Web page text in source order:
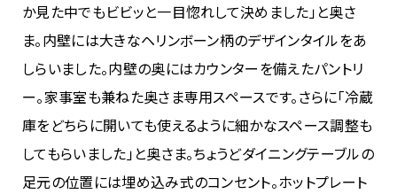
か見た中でもビビッと一目惚れして決めました」と奥さ
ま。内壁には大きなヘリンボーン柄のデザインタイルをあ
しらいました。内壁の奥にはカウンターを備えたパントリ
ー。家事室も兼ねた奥さま専用スペースです。さらに「冷蔵
庫をどちらに開いても使えるように細かなスペース調整も
してもらいました」と奥さま。ちょうどダイニングテーブルの
足元の位置には埋め込み式のコンセント。ホットプレート